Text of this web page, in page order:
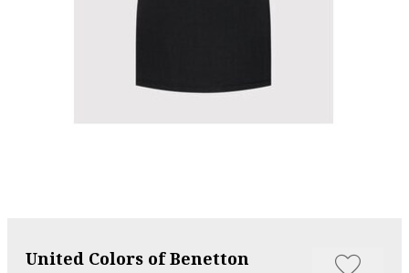
United Colors of Benetton